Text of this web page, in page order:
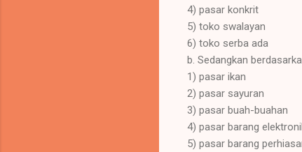
4) pasar konkrit
5) toko swalayan
6) toko serba ada
b. Sedangkan
1) pasar ikan
2) pasar sayuran
3) pasar buah-buahan
4) pasar barang
5) pasar barang